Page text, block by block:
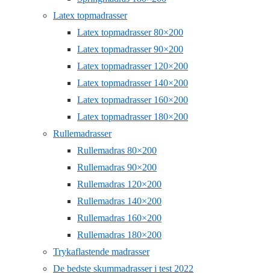
Latex topmadrasser
Latex topmadrasser 80×200
Latex topmadrasser 90×200
Latex topmadrasser 120×200
Latex topmadrasser 140×200
Latex topmadrasser 160×200
Latex topmadrasser 180×200
Rullemadrasser
Rullemadras 80×200
Rullemadras 90×200
Rullemadras 120×200
Rullemadras 140×200
Rullemadras 160×200
Rullemadras 180×200
Trykaflastende madrasser
De bedste skummadrasser i test 2022